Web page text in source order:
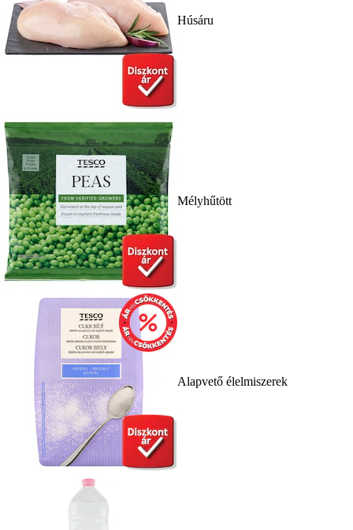
Húsáru
Mélyhűtött
Alapvető élelmiszerek